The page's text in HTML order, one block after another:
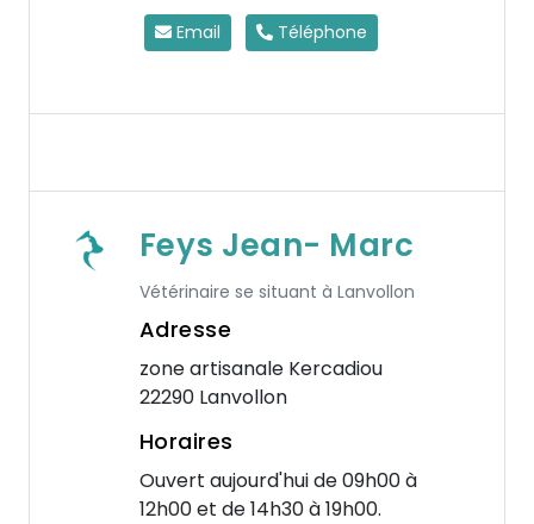
Email Téléphone
Feys Jean- Marc
Vétérinaire se situant à Lanvollon
Adresse
zone artisanale Kercadiou
22290 Lanvollon
Horaires
Ouvert aujourd'hui de 09h00 à
12h00 et de 14h30 à 19h00.